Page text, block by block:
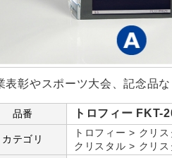
表彰やスポーツ大会、記念品
品番 トロフィー FKT-
カテゴリ
トロフィー > クリ
クリスタル > クリ